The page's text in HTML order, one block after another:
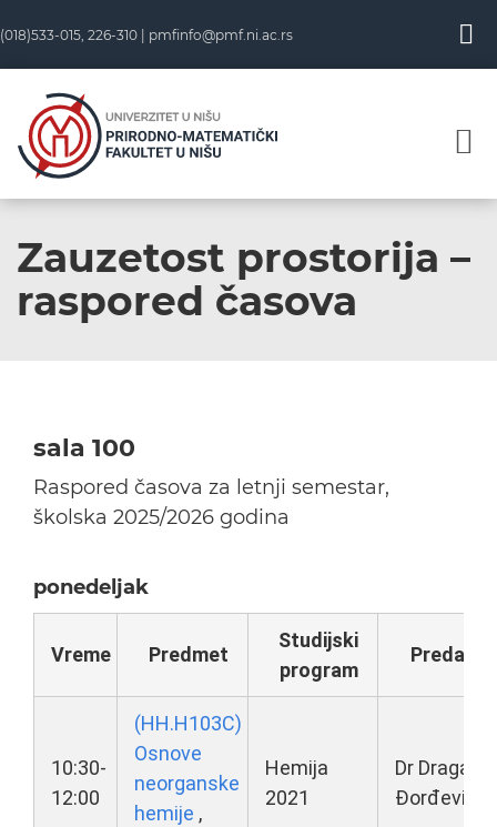
to
content
(018)533-015, 226-310 | pmfinfo@pmf.ni.ac.rs
Zauzetost prostorija –
raspored časova
sala 100
Raspored časova za letnji semestar,
školska 2025/2026 godina
ponedeljak
Vreme Predmet
Studijski
program
Predavač
10:30-
12:00
(HH.H103C)
Osnove
neorganske
hemije ,
Hemija
2021
Dr Dragan
Đorđević